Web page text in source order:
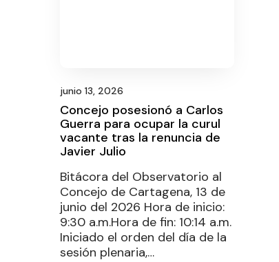
junio 13, 2026
Concejo posesionó a Carlos
Guerra para ocupar la curul
vacante tras la renuncia de
Javier Julio
Bitácora del Observatorio al
Concejo de Cartagena, 13 de
junio del 2026 Hora de inicio:
9:30 a.m.Hora de fin: 10:14 a.m.
Iniciado el orden del día de la
sesión plenaria,…